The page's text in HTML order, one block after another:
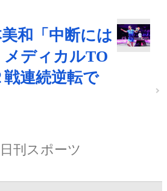
美和「中断には
ディカルTO
連続逆転で
日刊スポーツ